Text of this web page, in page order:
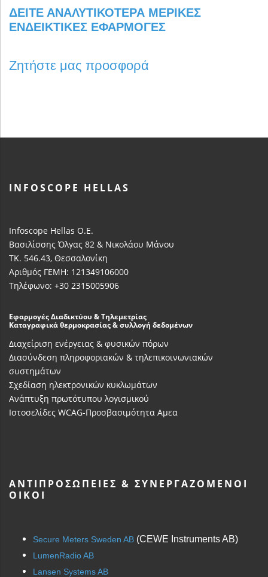
ΔΕΊΤΕ ΑΝΑΛΥΤΙΚΌΤΕΡΑ ΜΕΡΙΚΈΣ
ΕΝΔΕΙΚΤΙΚΈΣ ΕΦΑΡΜΟΓΈΣ
Ζητήστε μας προσφορά
INFOSCOPE HELLAS
Infoscope Hellas Ο.Ε.
Βασιλίσσης Όλγας 82 & Νικολάου Μάνου
ΤΚ. 546.43, Θεσσαλονίκη
Αριθμός ΓΕΜΗ: 121349106000
Τηλέφωνο: +30 2315005906
Εφαρμογές Διαδικτύου & Τηλεμετρίας
Καταγραφικά θερμοκρασίας & συλλογή δεδομένων
Διαχείριση ενέργειας & φυσικών πόρων
Διασύνδεση πληροφοριακών & τηλεπικοινωνιακών
συστημάτων
Σχεδίαση ηλεκτρονικών κυκλωμάτων
Ανάπτυξη πρωτότυπου λογισμικού
Ιστοσελίδες WCAG-Προσβασιμότητα Αμεα
ΑΝΤΙΠΡΟΣΩΠΕΊΕΣ & ΣΥΝΕΡΓΑΖΌΜΕΝΟΙ
ΟΊΚΟΙ
Secure Meters Sweden AB (CEWE Instruments AB)
LumenRadio AB
Lansen Systems AB